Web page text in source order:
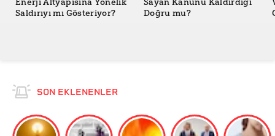
Enerji Altyapısına Yönelik
Saldırıyı mı Gösteriyor?
Sayan Kanunu Kaldırdığı
Doğru mu?
SON EKLENENLER